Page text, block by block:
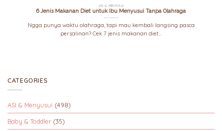
ASI & MENYUSUI
6 Jenis Makanan Diet untuk Ibu Menyusui Tanpa Olahraga
Ngga punya waktu olahraga, tapi mau kembali langsing pasca
persalinan? Cek 7 jenis makanan diet...
CATEGORIES
ASI & Menyusui (498)
Baby & Toddler (35)